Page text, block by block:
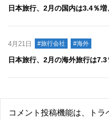
日本旅行、2月の国内は3.4％
4月21日 #旅行会社 #海外
日本旅行、2月の海外旅行は
コメント投稿機能は、ト